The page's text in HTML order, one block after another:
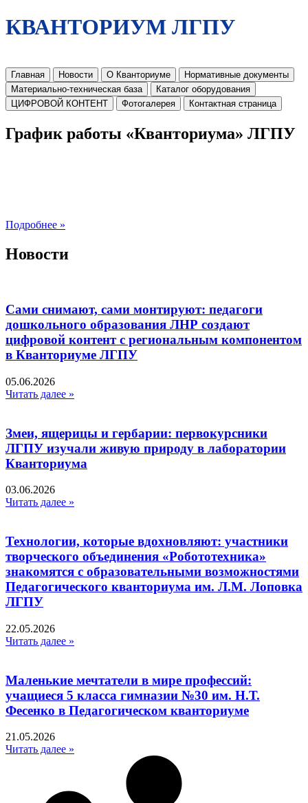
КВАНТОРИУМ ЛГПУ
Главная Новости О Кванториуме
Нормативные документы
Материально-техническая база
Каталог оборудования
ЦИФРОВОЙ КОНТЕНТ
Фотогалерея Контактная страница
График работы «Кванториума» ЛГПУ
Подробнее »
Новости
Сами снимают, сами монтируют: педагоги
дошкольного образования ЛНР создают
цифровой контент с региональным компонентом
в Кванториуме ЛГПУ​
05.06.2026
Читать далее »
Змеи, ящерицы и гербарии: первокурсники
ЛГПУ изучали живую природу в лаборатории
Кванториума
03.06.2026
Читать далее »
Технологии, которые вдохновляют: участники
творческого объединения «Робототехника»
знакомятся с образовательными возможностями
Педагогического кванториума им. Л.М. Лоповка
ЛГПУ
22.05.2026
Читать далее »
Маленькие мечтатели в мире профессий:
учащиеся 5 класса гимназии №30 им. Н.Т.
Фесенко в Педагогическом кванториуме
21.05.2026
Читать далее »